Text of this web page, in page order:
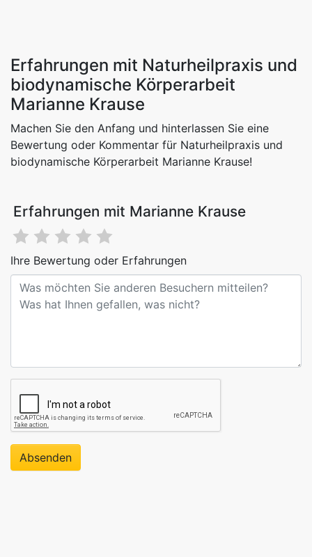
Erfahrungen mit Naturheilpraxis und
biodynamische Körperarbeit
Marianne Krause
Machen Sie den Anfang und hinterlassen Sie eine
Bewertung oder Kommentar für Naturheilpraxis und
biodynamische Körperarbeit Marianne Krause!
Erfahrungen mit Marianne Krause
Ihre Bewertung oder Erfahrungen